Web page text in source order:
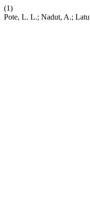
(1)
Pote, L. L.; Nadut, A.;